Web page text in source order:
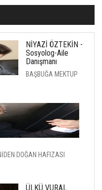
NİYAZİ ÖZTEKİN -
Sosyolog-Aile
Danışmanı
BAŞBUĞA MEKTUP
DOĞAN HAFIZASI
ÜLKÜ VURAL